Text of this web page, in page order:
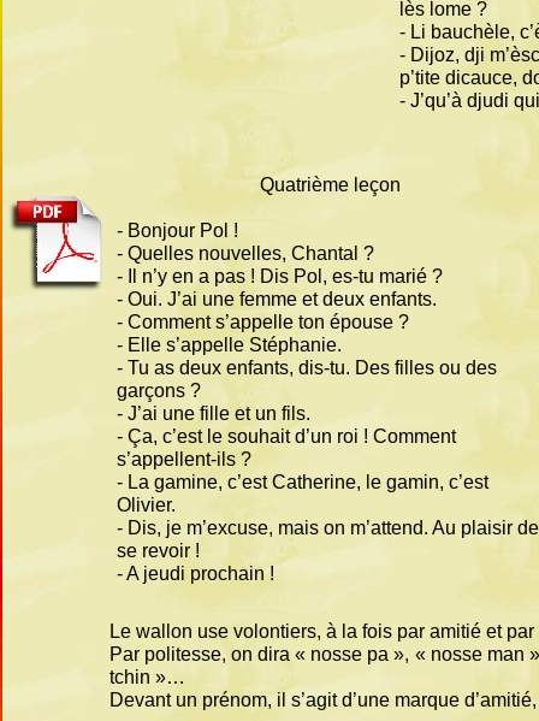
lès lome ?
- Li bauchèle,
- Dijoz, dji
p’tite dicauce,
- J’qu’à djudi
Quatrième leçon
- Bonjour Pol !
- Quelles nouvelles, Chantal ?
- Il n’y en a pas ! Dis Pol, es-tu marié ?
- Oui. J’ai une femme et deux enfants.
- Comment s’appelle ton épouse ?
- Elle s’appelle Stéphanie.
- Tu as deux enfants, dis-tu. Des filles ou des
garçons ?
- J’ai une fille et un fils.
- Ça, c’est le souhait d’un roi ! Comment
s’appellent-ils ?
- La gamine, c’est Catherine, le gamin, c’est
Olivier.
- Dis, je m’excuse, mais on m’attend. Au plaisir de
se revoir !
-A jeudi prochain !
Le wallon use volontiers, à la fois par amitié et
Par politesse, on dira « nosse pa », « nosse
tchin »…
Devant un prénom, il s’agit d’une marque